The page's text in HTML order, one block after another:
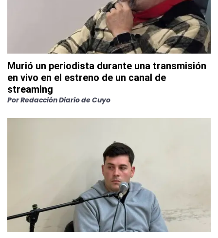
Murió un periodista durante una transmisión
en vivo en el estreno de un canal de
streaming
PorRedacción Diario de Cuyo